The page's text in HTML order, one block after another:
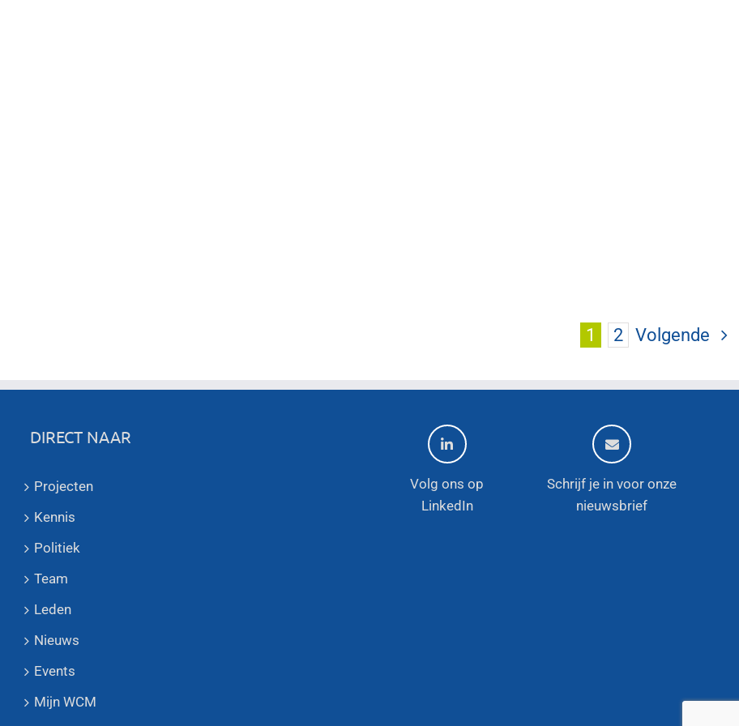
1 2 Volgende
DIRECT NAAR
Projecten
Kennis
Politiek
Team
Leden
Nieuws
Events
Mijn WCM
Volg ons op
LinkedIn
Schrijf je in voor onze
nieuwsbrief